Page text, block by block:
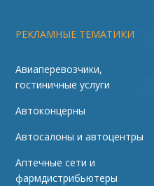
РЕКЛАМНЫЕ ТЕМАТИКИ
Авиаперевозчики,
гостиничные услуги
Автоконцерны
Автосалоны и автоцентры
Аптечные сети и
фармдистрибьютеры